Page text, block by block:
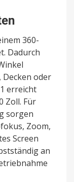
360-
Dadurch
oder
erreicht
Zoll. Für
sorgen
Zoom,
Screen
an